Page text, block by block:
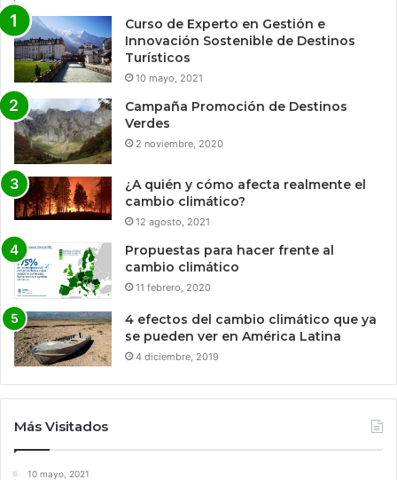
Curso de Experto en Gestión e
Innovación Sostenible de Destinos
Turísticos
10 mayo, 2021
Campaña Promoción de Destinos
Verdes
2 noviembre, 2020
¿A quién y cómo afecta realmente el
cambio climático?
12 agosto, 2021
Propuestas para hacer frente al
cambio climático
11 febrero, 2020
4 efectos del cambio climático que ya
se pueden ver en América Latina
4 diciembre, 2019
Más Visitados
10 mayo, 2021